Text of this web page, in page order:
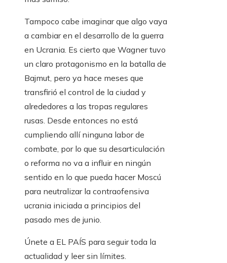
Tampoco cabe imaginar que algo vaya
a cambiar en el desarrollo de la guerra
en Ucrania. Es cierto que Wagner tuvo
un claro protagonismo en la batalla de
Bajmut, pero ya hace meses que
transfirió el control de la ciudad y
alrededores a las tropas regulares
rusas. Desde entonces no está
cumpliendo allí ninguna labor de
combate, por lo que su desarticulación
o reforma no va a influir en ningún
sentido en lo que pueda hacer Moscú
para neutralizar la contraofensiva
ucrania iniciada a principios del
pasado mes de junio.
Únete a EL PAÍS para seguir toda la
actualidad y leer sin límites.